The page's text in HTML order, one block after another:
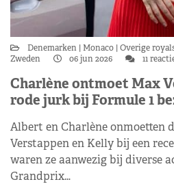
Denemarken Monaco Overige
Zweden
06 jun 2026 11
Charlène ontmoet Max
rode jurk bij Formule 1
Albert en Charlène onmoetten
Verstappen en Kelly bij een
waren ze aanwezig bij diverse
Grandprix…